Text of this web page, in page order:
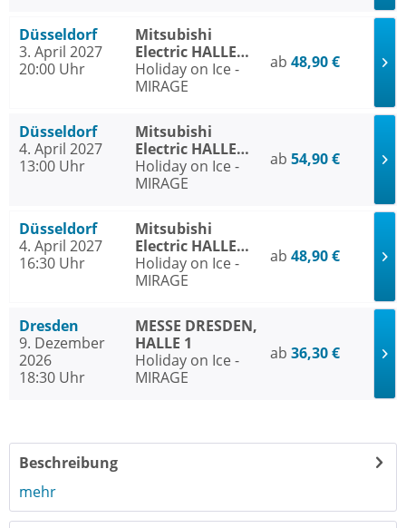
Düsseldorf
3. April 2027
20:00 Uhr
Mitsubishi
Electric HALLE
Düsseldorf
Holiday on Ice -
MIRAGE
ab 48,90 €
Düsseldorf
4. April 2027
13:00 Uhr
Mitsubishi
Electric HALLE
Düsseldorf
Holiday on Ice -
MIRAGE
ab 54,90 €
Düsseldorf
4. April 2027
16:30 Uhr
Mitsubishi
Electric HALLE
Düsseldorf
Holiday on Ice -
MIRAGE
ab 48,90 €
Dresden
9. Dezember
2026
18:30 Uhr
MESSE DRESDEN,
HALLE 1
Holiday on Ice -
MIRAGE
ab 36,30 €
Beschreibung
mehr